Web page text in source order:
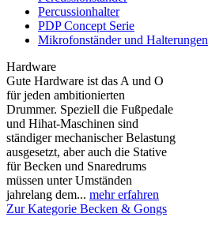
Percussionhalter
PDP Concept Serie
Mikrofonständer und Halterungen
Hardware
Gute Hardware ist das A und O
für jeden ambitionierten
Drummer. Speziell die Fußpedale
und Hihat-Maschinen sind
ständiger mechanischer Belastung
ausgesetzt, aber auch die Stative
für Becken und Snaredrums
müssen unter Umständen
jahrelang dem... mehr erfahren
Zur Kategorie Becken & Gongs